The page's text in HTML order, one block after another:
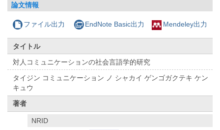
論文情報
ファイル出力 EndNote Basic出力 Mendeley出力
タイトル
対人コミュニケーションの社会言語学的研究
タイジン コミュニケーション ノ シャカイ ゲンゴガクテキ ケン
キュウ
著者
NRID